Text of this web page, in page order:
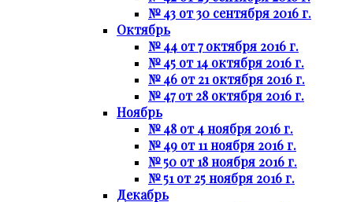
№ 43 от 30 сентября 2016 г.
Октябрь
№ 44 от 7 октября 2016 г.
№ 45 от 14 октября 2016 г.
№ 46 от 21 октября 2016 г.
№ 47 от 28 октября 2016 г.
Ноябрь
№ 48 от 4 ноября 2016 г.
№ 49 от 11 ноября 2016 г.
№ 50 от 18 ноября 2016 г.
№ 51 от 25 ноября 2016 г.
Декабрь